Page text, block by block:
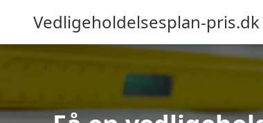
Vedligeholdelsesplan-pris.dk